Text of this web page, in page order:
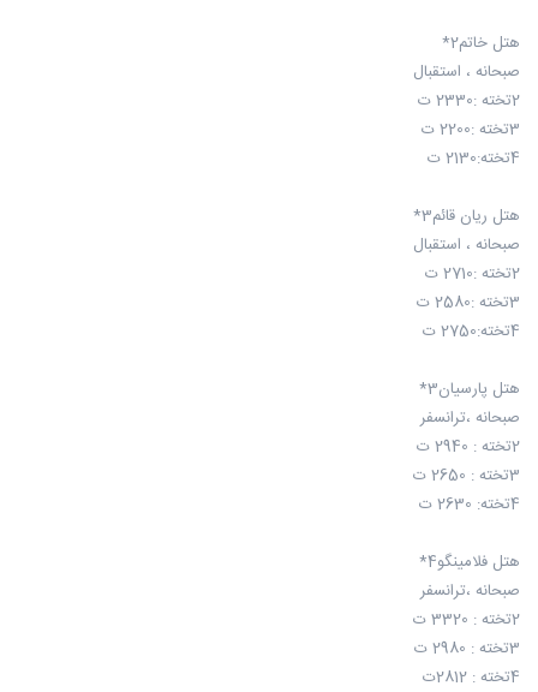
هتل خاتم2*
صبحانه ، استقبال
2تخته :2330 ت
3تخته :2200 ت
4تخته:2130 ت
هتل ریان قائم3*
صبحانه ، استقبال
2تخته :2710 ت
3تخته :2580 ت
4تخته:2750 ت
هتل پارسیان3*
صبحانه ،ترانسفر
2تخته : 2940 ت
3تخته : 2650 ت
4تخته: 2630 ت
هتل فلامینگو4*
صبحانه ،ترانسفر
2تخته : 3320 ت
3تخته : 2980 ت
4تخته : 2812ت